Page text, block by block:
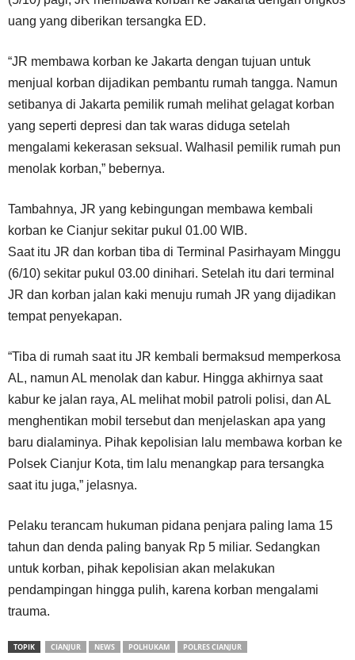
uang yang diberikan tersangka ED.
“JR membawa korban ke Jakarta dengan tujuan untuk
menjual korban dijadikan pembantu rumah tangga. Namun
setibanya di Jakarta pemilik rumah melihat gelagat korban
yang seperti depresi dan tak waras diduga setelah
mengalami kekerasan seksual. Walhasil pemilik rumah pun
menolak korban,” bebernya.
Tambahnya, JR yang kebingungan membawa kembali
korban ke Cianjur sekitar pukul 01.00 WIB.
Saat itu JR dan korban tiba di Terminal Pasirhayam Minggu
(6/10) sekitar pukul 03.00 dinihari. Setelah itu dari terminal
JR dan korban jalan kaki menuju rumah JR yang dijadikan
tempat penyekapan.
“Tiba di rumah saat itu JR kembali bermaksud memperkosa
AL, namun AL menolak dan kabur. Hingga akhirnya saat
kabur ke jalan raya, AL melihat mobil patroli polisi, dan AL
menghentikan mobil tersebut dan menjelaskan apa yang
baru dialaminya. Pihak kepolisian lalu membawa korban ke
Polsek Cianjur Kota, tim lalu menangkap para tersangka
saat itu juga,” jelasnya.
Pelaku terancam hukuman pidana penjara paling lama 15
tahun dan denda paling banyak Rp 5 miliar. Sedangkan
untuk korban, pihak kepolisian akan melakukan
pendampingan hingga pulih, karena korban mengalami
trauma.
TOPIK CIANJUR NEWS POLHUKAM POLRES CIANJUR